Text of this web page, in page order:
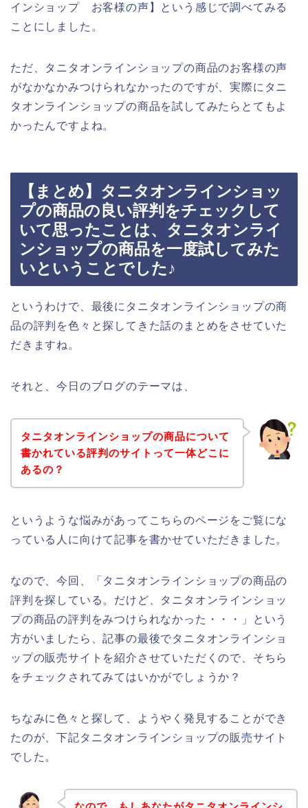
インショップ お客様の声】という感じで調べてみる
ことにしました。
ただ、タニタオンラインショップの商品のお客様の声
がなかなかみつけられなかったのですが、実際にタニ
タオンラインショップの商品を試してみたらとてもよ
かったんですよね。
【まとめ】タニタオンラインショッ
プの商品の良い評判をチェックして
いて思ったことは、タニタオンライ
ンショップの商品を一度試してみた
いということでした♪
というわけで、最後にタニタオンラインショップの商
品の評判を色々と探してきた話のまとめをさせていた
だきますね。
それと、今日のブログのテーマは、
タニタオンラインショップの商品について
書かれている評判のサイトって一体どこに
あるの？
というような悩みがあってこちらのページをご覧にな
っている人に向けて記事を書かせていただきました。
なので、今回、「タニタオンラインショップの商品の
評判を探している。だけど、タニタオンラインショッ
プの商品の評判をみつけられなかった・・・」という
方がいましたら、記事の最後でタニタオンラインショ
ップの販売サイトを紹介させていただくので、そちら
をチェックされてみてはいかがでしょうか？
ちなみに色々と探して、ようやく発見することができ
たのが、下記タニタオンラインショップの販売サイト
でした。